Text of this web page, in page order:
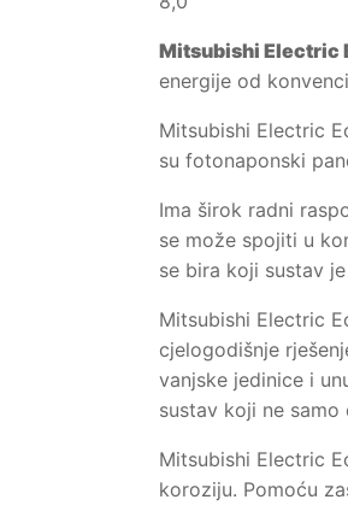
Mitsubishi Electric
energije od
Mitsubishi Electric
su fotonaponski
Ima širok radni
se može spojiti u
se bira koji sustav
Mitsubishi Electric
cjelogodišnje
vanjske jedinice i
sustav koji ne
Mitsubishi Electric
koroziju. Pomoću